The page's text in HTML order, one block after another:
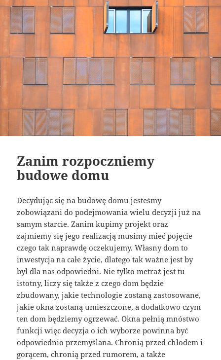
Zanim rozpoczniemy
budowe domu
Decydując się na budowę domu jesteśmy
zobowiązani do podejmowania wielu decyzji już na
samym starcie. Zanim kupimy projekt oraz
zajmiemy się jego realizacją musimy mieć pojęcie
czego tak naprawdę oczekujemy. Własny dom to
inwestycja na całe życie, dlatego tak ważne jest by
był dla nas odpowiedni. Nie tylko metraż jest tu
istotny, liczy się także z czego dom będzie
zbudowany, jakie technologie zostaną zastosowane,
jakie okna zostaną umieszczone, a dodatkowo czym
ten dom będziemy ogrzewać. Okna pełnią mnóstwo
funkcji więc decyzja o ich wyborze powinna być
odpowiednio przemyślana. Chronią przed chłodem i
gorącem, chronią przed rumorem, a także